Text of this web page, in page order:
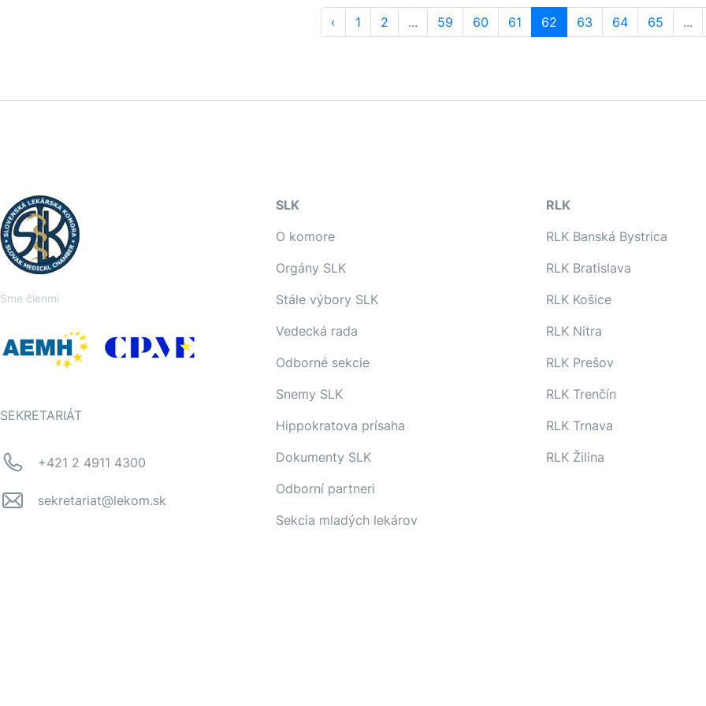
‹ 1 2 ... 59 60 61 62 63 64 65 ...
Sme členmi
SEKRETARIÁT
+421 2 4911 4300
sekretariat@lekom.sk
SLK
O komore
Orgány SLK
Stále výbory SLK
Vedecká rada
Odborné sekcie
Snemy SLK
Hippokratova prísaha
Dokumenty SLK
Odborní partneri
Sekcia mladých lekárov
RLK
RLK Banská Bystrica
RLK Bratislava
RLK Košice
RLK Nitra
RLK Prešov
RLK Trenčín
RLK Trnava
RLK Žilina